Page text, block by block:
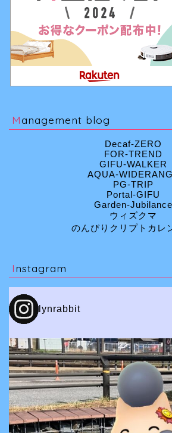
Management blog
Decaf-ZERO
FOR-TREND
GIFU-WALKER
AQUA-
PG-TRIP
Portal-GIFU
Garden-Jubilance
ウィズクマ
のんびりクリプトカレ
Instagram
lynrabbit